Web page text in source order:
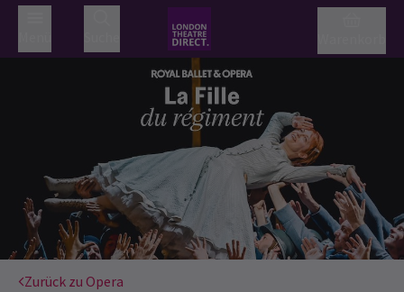
Zurück zu Opera